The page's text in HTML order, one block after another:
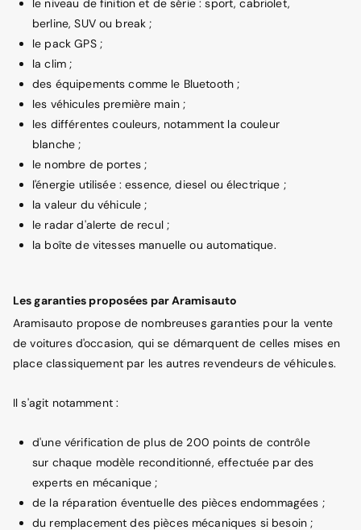
le niveau de finition et de série : sport, cabriolet,
berline, SUV ou break ;
le pack GPS ;
la clim ;
des équipements comme le Bluetooth ;
les véhicules première main ;
les différentes couleurs, notamment la couleur
blanche ;
le nombre de portes ;
l'énergie utilisée : essence, diesel ou électrique ;
la valeur du véhicule ;
le radar d'alerte de recul ;
la boîte de vitesses manuelle ou automatique.
Les garanties proposées par Aramisauto
Aramisauto propose de nombreuses garanties pour la vente
de voitures d'occasion, qui se démarquent de celles mises en
place classiquement par les autres revendeurs de véhicules.
Il s'agit notamment :
d'une vérification de plus de 200 points de contrôle
sur chaque modèle reconditionné, effectuée par des
experts en mécanique ;
de la réparation éventuelle des pièces endommagées ;
du remplacement des pièces mécaniques si besoin ;